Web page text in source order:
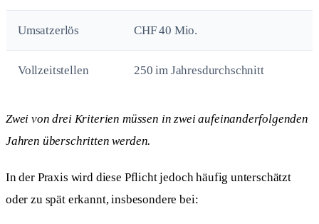
Umsatzerlös CHF 40 Mio.
Vollzeitstellen 250 im Jahresdurchschnitt
Zwei von drei Kriterien müssen in zwei aufeinanderfolgenden
Jahren überschritten werden.
In der Praxis wird diese Pflicht jedoch häufig unterschätzt
oder zu spät erkannt, insbesondere bei: